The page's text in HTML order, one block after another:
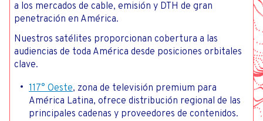
a los mercados de cable, emisión y DTH de gran
penetración en América.
Nuestros satélites proporcionan cobertura a las
audiencias de toda América desde posiciones orbitales
clave.
117° Oeste, zona de televisión premium para
América Latina, ofrece distribución regional de las
principales cadenas y proveedores de contenidos.